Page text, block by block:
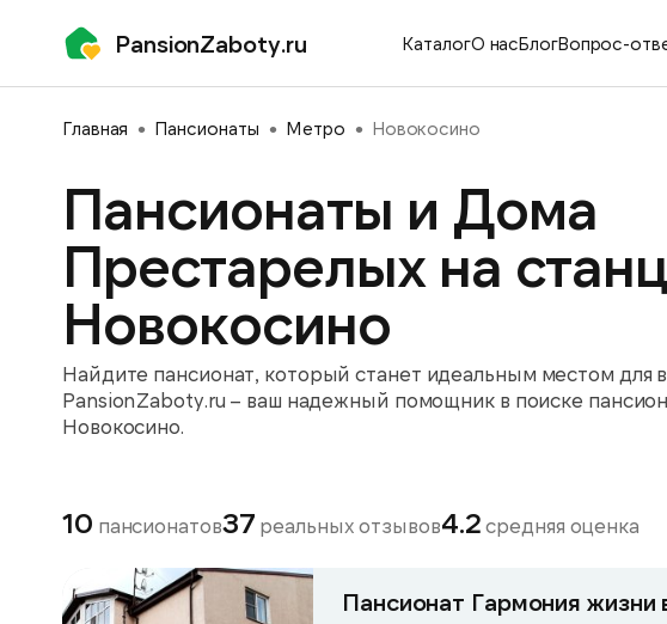
PansionZaboty.ru КаталогО насБлогВопрос-
Главная Пансионаты Метро Новокосино
Пансионаты и Дома
Престарелых на
Новокосино
Найдите пансионат, который станет идеальным местом для
PansionZaboty.ru – ваш надежный помощник в поиске
Новокосино.
10 пансионатов37 реальных отзывов4.2 средняя оценка
Пансионат Гармония жизни